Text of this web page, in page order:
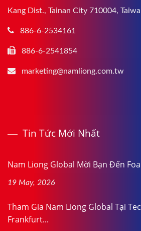
Kang Dist., Tainan City 710004,
886-6-2534161
886-6-2541854
marketing@namliong.com.tw
Tin Tức Mới Nhất
Nam Liong Global Mời Bạn Đến
19 May, 2026
Tham Gia Nam Liong Global Tại
Frankfurt...